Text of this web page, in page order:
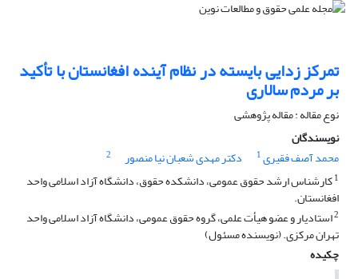
تمرکز زدایی بایسته در نظام آینده افغانستان با تأکید
بر مردم سالاری
نوع مقاله : مقاله پژوهشی
نویسندگان
محمد آصف فقیری1 دکتر مهدی شعبان نیا منصور
2
1کارشناس ارشد حقوق عمومی، دانشکده حقوق، دانشگاه آزاد اسلامی واحد
افغانستان.
2استادیار و عضو هیأت علمی، گروه حقوق عمومی، دانشگاه آزاد اسلامی واحد
تهران مرکزی. (نویسنده مسئول)
چکیده